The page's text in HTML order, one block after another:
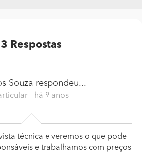
3 Respostas
Souza respondeu...
- há 9 anos
técnica e veremos o que pode
e trabalhamos com preços